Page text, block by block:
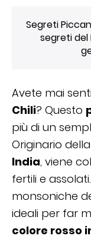
Segreti
segreti del
Avete mai
Chili? Questo
più di un
Originario
India, viene
fertili e
monsoniche
ideali per far
colore rosso